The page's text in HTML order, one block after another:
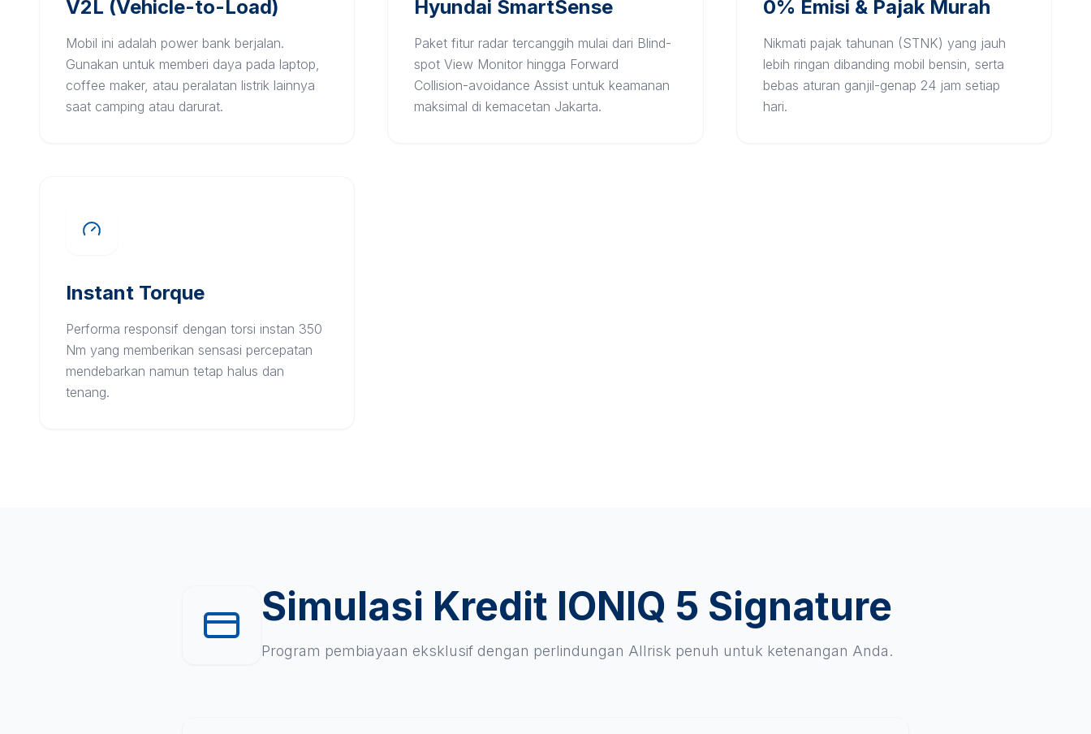
V2L (Vehicle-to-Load)
Mobil ini adalah power bank berjalan.
Gunakan untuk memberi daya pada laptop,
coffee maker, atau peralatan listrik lainnya
saat camping atau darurat.
Hyundai SmartSense
Paket fitur radar tercanggih mulai dari Blind-
spot View Monitor hingga Forward
Collision-avoidance Assist untuk keamanan
maksimal di kemacetan Jakarta.
0% Emisi & Pajak Murah
Nikmati pajak tahunan (STNK) yang jauh
lebih ringan dibanding mobil bensin, serta
bebas aturan ganjil-genap 24 jam setiap
hari.
Instant Torque
Performa responsif dengan torsi instan 350
Nm yang memberikan sensasi percepatan
mendebarkan namun tetap halus dan
tenang.
Simulasi Kredit IONIQ 5 Signature
Program pembiayaan eksklusif dengan perlindungan Allrisk penuh untuk ketenangan Anda.